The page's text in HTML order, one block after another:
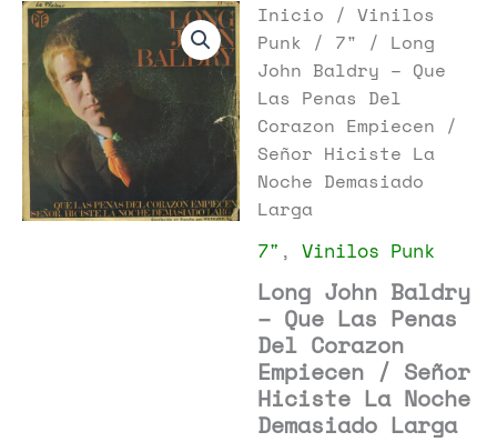
Inicio /Vinilos
Punk / 7" / Long
John Baldry – Que
Las Penas Del
Corazon Empiecen /
Señor Hiciste La
Noche Demasiado
Larga
7" ,Vinilos Punk
Long John Baldry
– Que Las Penas
Del Corazon
Empiecen / Señor
Hiciste La Noche
Demasiado Larga